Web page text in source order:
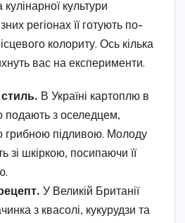
культури
регіонах її готують по-
колориту. Ось кілька
вас на експерименти.
В Україні картоплю в
подають з оселедцем,
грибною підливою. Молоду
зі шкіркою, посипаючи її
У Великій Британії
з квасолі, кукурудзи та